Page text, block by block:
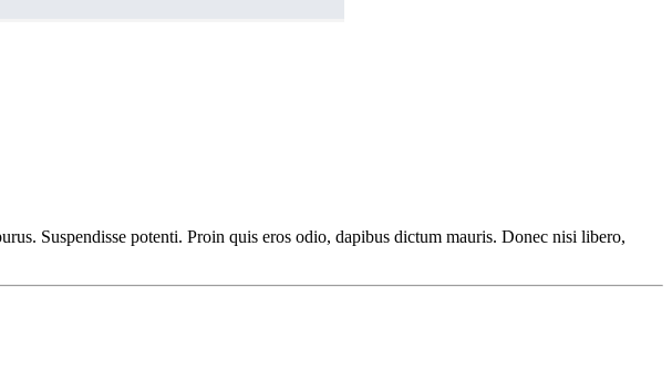
Suspendisse potenti. Proin quis eros odio, dapibus dictum mauris. Donec nisi libero,